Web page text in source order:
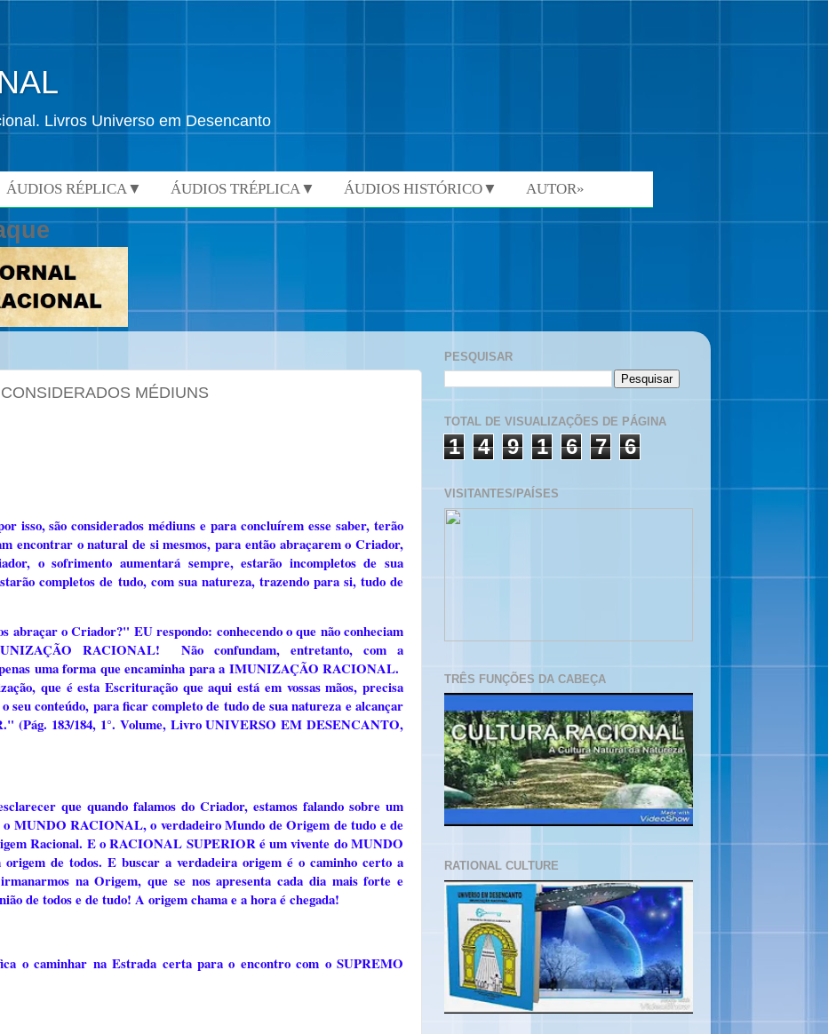
Livros Universo em Desencanto
ÁUDIOS RÉPLICA▼ ÁUDIOS TRÉPLICA▼ ÁUDIOS HISTÓRICO▼ AUTOR»
MÉDIUNS
isso, são considerados médiuns e para concluírem esse saber, terão
encontrar o natural de si mesmos, para então abraçarem o Criador,
o sofrimento aumentará sempre, estarão incompletos de sua
completos de tudo, com sua natureza, trazendo para si, tudo de
abraçar o Criador?" EU respondo: conhecendo o que não conheciam
RACIONAL! Não confundam, entretanto, com a
uma forma que encaminha para a IMUNIZAÇÃO RACIONAL.
que é esta Escrituração que aqui está em vossas mãos, precisa
seu conteúdo, para ficar completo de tudo de sua natureza e alcançar
(Pág. 183/184, 1°. Volume, Livro UNIVERSO EM DESENCANTO,
que quando falamos do Criador, estamos falando sobre um
o MUNDO RACIONAL, o verdadeiro Mundo de Origem de tudo e de
Racional. E o RACIONAL SUPERIOR é um vivente do MUNDO
de todos. E buscar a verdadeira origem é o caminho certo a
na Origem, que se nos apresenta cada dia mais forte e
de todos e de tudo! A origem chama e a hora é chegada!
o caminhar na Estrada certa para o encontro com o SUPREMO
PESQUISAR
TOTAL DE VISUALIZAÇÕES DE PÁGINA
1 4 9 1 6 7 6
VISITANTES/PAÍSES
TRÊS FUNÇÕES DA CABEÇA
RATIONAL CULTURE